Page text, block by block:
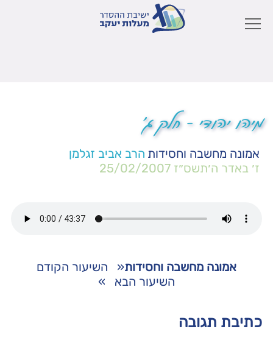
מיהו יהודי – חלק ג'
אמונה מחשבה וחסידות הרב אביב זגלמן
ז׳ באדר ה׳תשס״ז 25/02/2007
אמונה מחשבה וחסידות« השיעור הקודם
השיעור הבא »
כתיבת תגובה